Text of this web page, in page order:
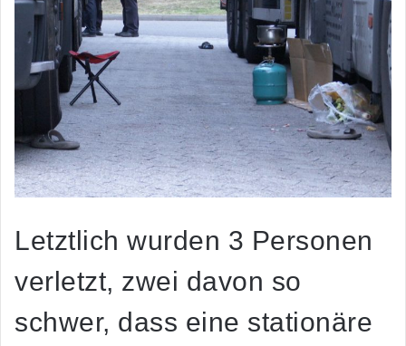
Letztlich wurden 3 Personen
verletzt, zwei davon so
schwer, dass eine stationäre